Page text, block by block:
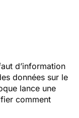
d’information
données sur le
lance une
comment